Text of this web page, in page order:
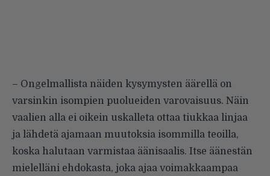
– Ongelmallista näiden kysymysten äärellä on
varsinkin isompien puolueiden varovaisuus. Näin
vaalien alla ei oikein uskalleta ottaa tiukkaa linjaa
ja lähdetä ajamaan muutoksia isommilla teoilla,
koska halutaan varmistaa äänisaalis. Itse äänestän
mielelläni ehdokasta, joka ajaa voimakkaampaa